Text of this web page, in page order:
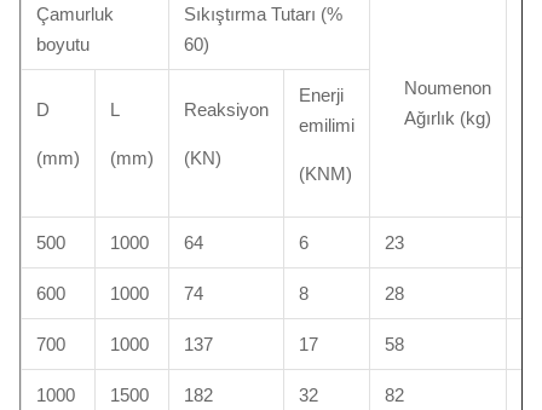
Çamurluk
boyutu
Sıkıştırma Tutarı (%
60)
Noumenon
Ağırlık (kg)
D
(mm)
L
(mm)
Reaksiyon
(KN)
Enerji
emilimi
(KNM)
500 1000 64 6 23
600 1000 74 8 28
700 1000 137 17 58
1000 1500 182 32 82